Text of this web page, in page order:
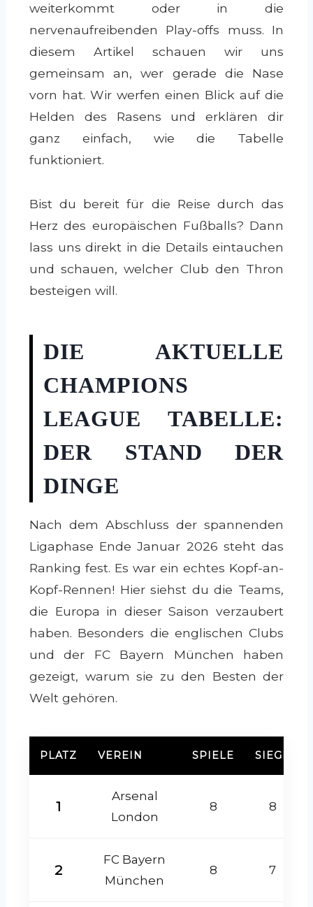
weiterkommt oder in die
nervenaufreibenden Play-offs muss. In
diesem Artikel schauen wir uns
gemeinsam an, wer gerade die Nase
vorn hat. Wir werfen einen Blick auf die
Helden des Rasens und erklären dir
ganz einfach, wie die Tabelle
funktioniert.
Bist du bereit für die Reise durch das
Herz des europäischen Fußballs? Dann
lass uns direkt in die Details eintauchen
und schauen, welcher Club den Thron
besteigen will.
DIE AKTUELLE
CHAMPIONS
LEAGUE TABELLE:
DER STAND DER
DINGE
Nach dem Abschluss der spannenden
Ligaphase Ende Januar 2026 steht das
Ranking fest. Es war ein echtes Kopf-an-
Kopf-Rennen! Hier siehst du die Teams,
die Europa in dieser Saison verzaubert
haben. Besonders die englischen Clubs
und der FC Bayern München haben
gezeigt, warum sie zu den Besten der
Welt gehören.
PLATZ VEREIN SPIELE SIEGE
1
Arsenal
London
8 8
2
FC Bayern
München
8 7